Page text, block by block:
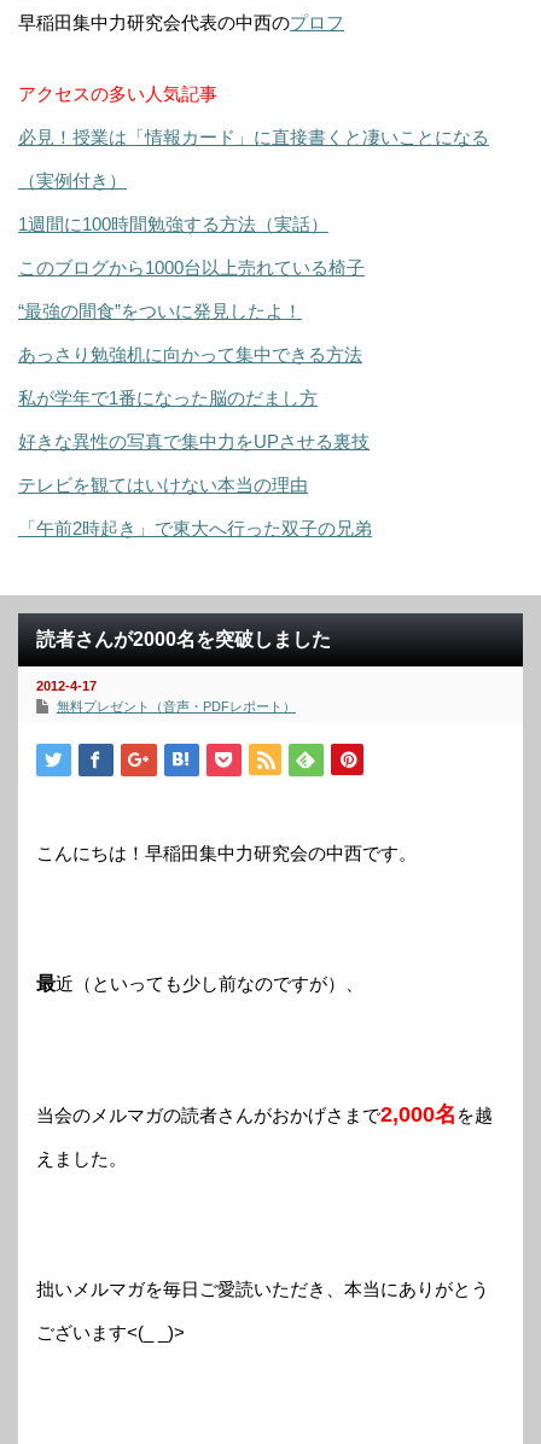
早稲田集中力研究会代表の中西のプロフ
アクセスの多い人気記事
必見！授業は「情報カード」に直接書くと凄いことになる
（実例付き）
1週間に100時間勉強する方法（実話）
このブログから1000台以上売れている椅子
“最強の間食”をついに発見したよ！
あっさり勉強机に向かって集中できる方法
私が学年で1番になった脳のだまし方
好きな異性の写真で集中力をUPさせる裏技
テレビを観てはいけない本当の理由
「午前2時起き」で東大へ行った双子の兄弟
読者さんが2000名を突破しました
2012-4-17
無料プレゼント（音声・PDFレポート）
こんにちは！早稲田集中力研究会の中西です。
最近（といっても少し前なのですが）、
当会のメルマガの読者さんがおかげさまで2,000名 を越
えました。
拙いメルマガを毎日ご愛読いただき、本当にありがとう
ございます<(_ _)>